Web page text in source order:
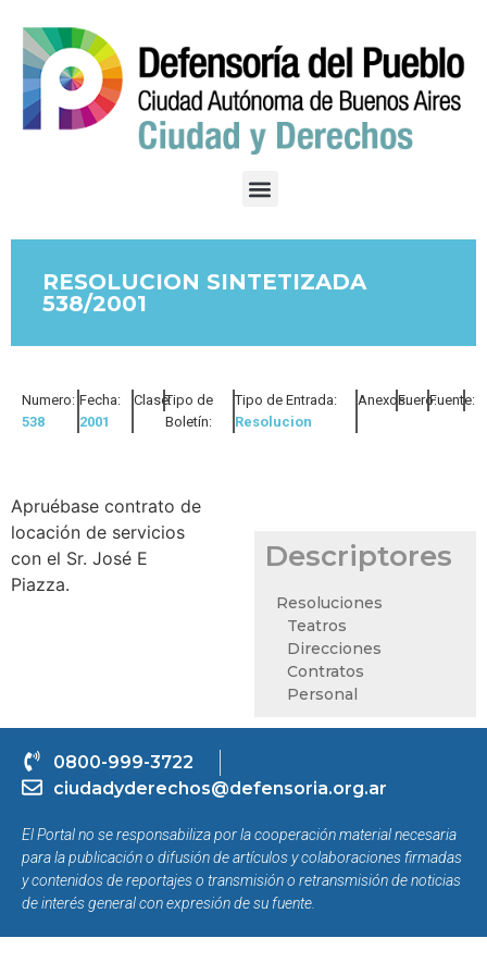
RESOLUCION SINTETIZADA
538/2001
Numero:
538
Fecha:
2001
Clase:Tipo de
Boletín:
Tipo de Entrada:
Resolucion
Anexos:Fuero:Fuente:
Apruébase contrato de
locación de servicios
con el Sr. José E
Piazza.
Descriptores
Resoluciones
Teatros
Direcciones
Contratos
Personal
0800-999-3722
ciudadyderechos@defensoria.org.ar
El Portal no se responsabiliza por la cooperación material necesaria
para la publicación o difusión de artículos y colaboraciones firmadas
y contenidos de reportajes o transmisión o retransmisión de noticias
de interés general con expresión de su fuente.